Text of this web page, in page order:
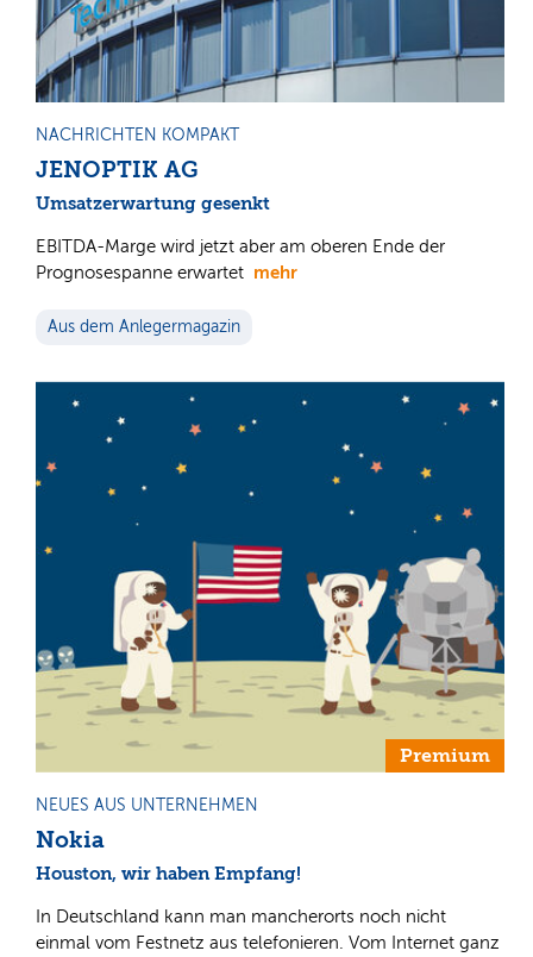
NACHRICHTEN KOMPAKT
JENOPTIK AG
Umsatzerwartung gesenkt
EBITDA-Marge wird jetzt aber am oberen Ende der
Prognosespanne erwartet mehr
Aus dem Anlegermagazin
Premium
NEUES AUS UNTERNEHMEN
Nokia
Houston, wir haben Empfang!
In Deutschland kann man mancherorts noch nicht
einmal vom Festnetz aus telefonieren. Vom Internet ganz